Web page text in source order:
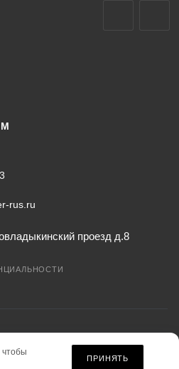
rus.ru
проезд д.8
rus.ru» не является публичной офертой.
чтобы
ПРИНЯТЬ